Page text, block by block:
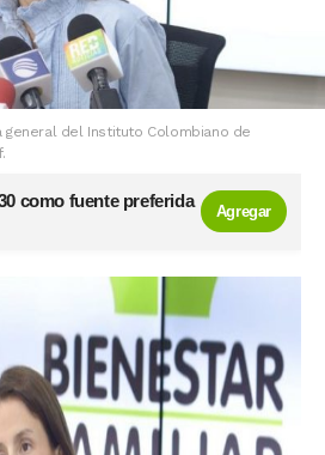
general del Instituto Colombiano de
como fuente preferida
Agregar